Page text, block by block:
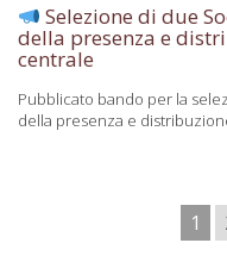
Selezione di due
della presenza e
centrale
Pubblicato bando per la
della presenza e
1